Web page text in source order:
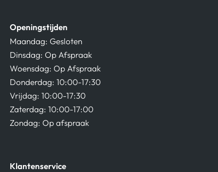
Openingstijden
Maandag: Gesloten
Dinsdag: Op Afspraak
Woensdag: Op Afspraak
Donderdag: 10:00-17:30
Vrijdag: 10:00-17:30
Zaterdag: 10:00-17:00
Zondag: Op afspraak
Klantenservice